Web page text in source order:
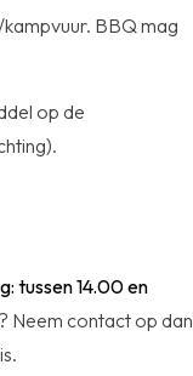
BBQ mag
op de
tussen 14.00 en
Neem contact op dan